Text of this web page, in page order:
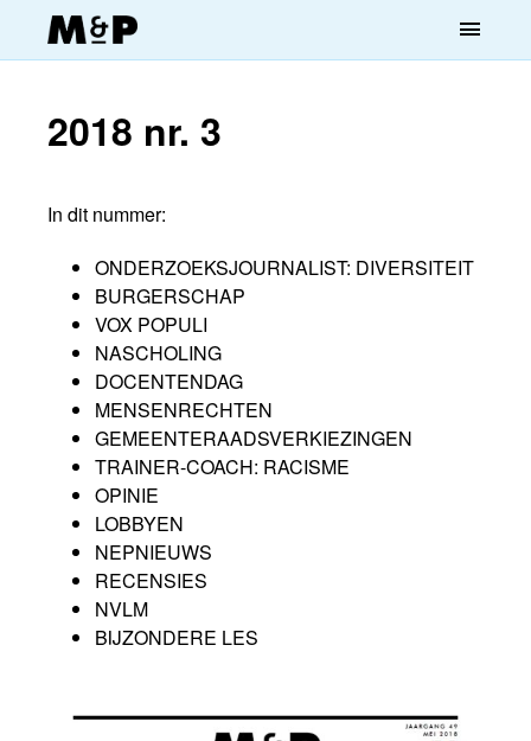
menu
2018 nr. 3
In dit nummer:
ONDERZOEKSJOURNALIST: DIVERSITEIT
BURGERSCHAP
VOX POPULI
NASCHOLING
DOCENTENDAG
MENSENRECHTEN
GEMEENTERAADSVERKIEZINGEN
TRAINER-COACH: RACISME
OPINIE
LOBBYEN
NEPNIEUWS
RECENSIES
NVLM
BIJZONDERE LES